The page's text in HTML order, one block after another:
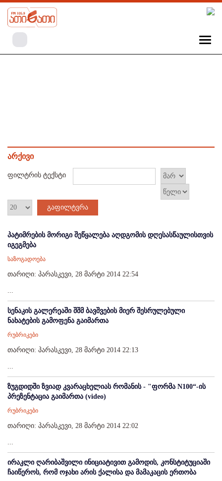
არქივი
ფილტრის ტექსტი
გაფილტვრა
პატიმრების მორიგი შეწყალება აღდგომის დღესასწაულისთვის
იგეგმება
საზოგადოება
თარიღი: პარასკევი, 28 მარტი 2014 22:54
...
სენაკის გალერეაში შშმ ბავშვების მიერ შესრულებული
ნახატების გამოფენა გაიმართა
რუბრიკები
თარიღი: პარასკევი, 28 მარტი 2014 22:13
...
ზუგდიდში ზვიად კვარაცხელიას რომანის - "ფორმა N100“-ის
პრეზენტაცია გაიმართა (video)
რუბრიკები
თარიღი: პარასკევი, 28 მარტი 2014 22:02
...
ირაკლი ღარიბაშვილი ინიციატივით გამოდის, კონსტიტუციაში
ჩაიწეროს, რომ ოჯახი არის ქალისა და მამაკაცის ერთობა